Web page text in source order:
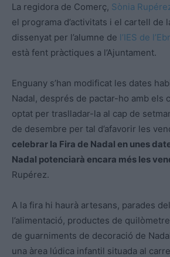
La regidora de Comerç, Sònia
el programa d’activitats i el cartell de
dissenyat per l’alumne de l’IES de
està fent pràctiques a l’Ajuntament.
Enguany s’han modificat les dates
Nadal, després de pactar-ho amb els
optat per traslladar-la al cap de
de desembre per tal d’afavorir les
celebrar la Fira de Nadal en unes
Nadal potenciarà encara més les
Rupérez.
A la fira hi haurà artesans, parades
l’alimentació, productes de
de guarniments de decoració de
una àrea lúdica infantil situada al